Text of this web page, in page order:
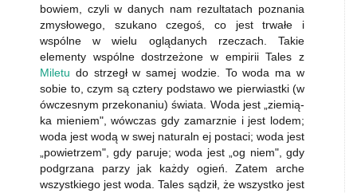
bowiem, czyli w danych nam rezultatach poznania
zmysłowego, szukano czegoś, co jest trwałe i
wspólne w wielu oglądanych rzeczach. Takie
elementy wspólne dostrzeżone w empirii Tales z
Miletu do­ strzegł w samej wodzie. To woda ma w
sobie to, czym są cztery podstawo­ we pierwiastki (w
ówczesnym przekonaniu) świata. Woda jest „ziemią-
ka mieniem", wówczas gdy zamarznie i jest lodem;
woda jest wodą w swej naturaln ej postaci; woda jest
„powietrzem", gdy paruje; woda jest „og­ niem", gdy
podgrzana parzy jak każdy ogień. Zatem arche
wszystkiego jest woda. Tales sądził, że wszystko jest